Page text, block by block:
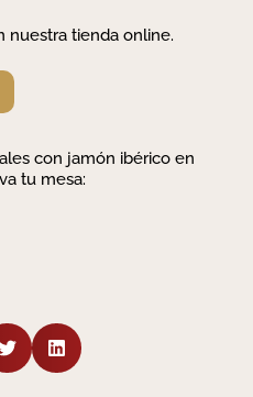
nuestra tienda online.
con jamón ibérico en
tu mesa: